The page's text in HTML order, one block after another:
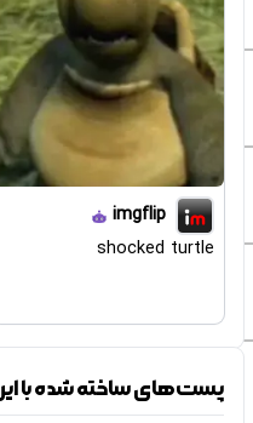
imgflip
shocked turtle
پست‌های ساخته شده با